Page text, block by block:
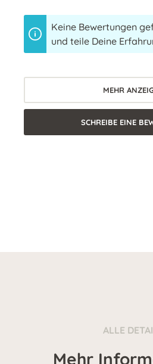
Keine Bewertungen
und teile Deine
MEHR
SCHREIBE EINE
ALLE
Mehr